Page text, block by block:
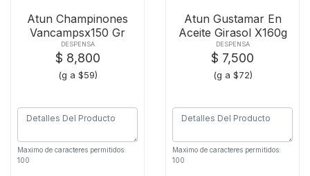
Atun Champinones
Vancampsx150 Gr
DESPENSA
$ 8,800
(g a $59)
Maximo de caracteres permitidos:
100
Atun Gustamar En
Aceite Girasol X160g
DESPENSA
$ 7,500
(g a $72)
Maximo de caracteres permitidos:
100